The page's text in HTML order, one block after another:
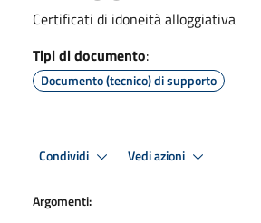
Certificati di idoneità alloggiativa
Tipi di documento:
Documento (tecnico) di supporto
Condividi Vedi azioni
Argomenti: